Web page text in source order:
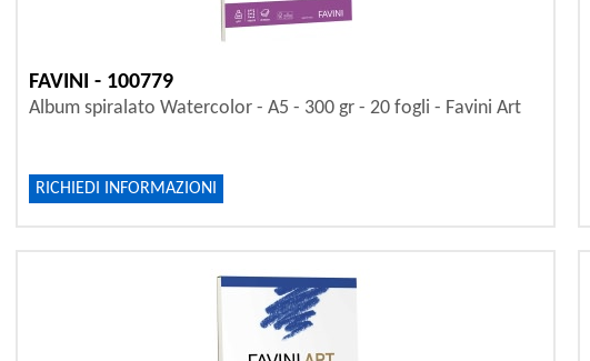
FAVINI - 100779
Album spiralato Watercolor - A5 - 300 gr - 20 fogli - Favini Art
RICHIEDI INFORMAZIONI